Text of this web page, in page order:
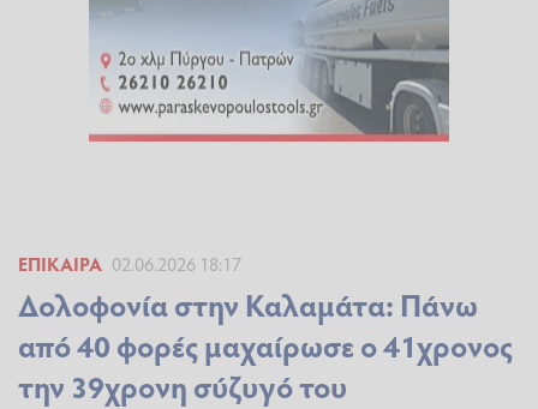
ΕΠΊΚΑΙΡΑ 02.06.2026 18:17
Δολοφονία στην Καλαμάτα: Πάνω
από 40 φορές μαχαίρωσε ο 41χρονος
την 39χρονη σύζυγό του